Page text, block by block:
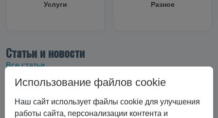
Услуги Разное
Статьи и новости
Все статьи
Все статьи
#Криоцилиндры
#Технические характеристики
#Вертикальные криоцилиндры
Использование файлов cookie
Наш сайт использует файлы cookie для улучшения
работы сайта, персонализации контента и